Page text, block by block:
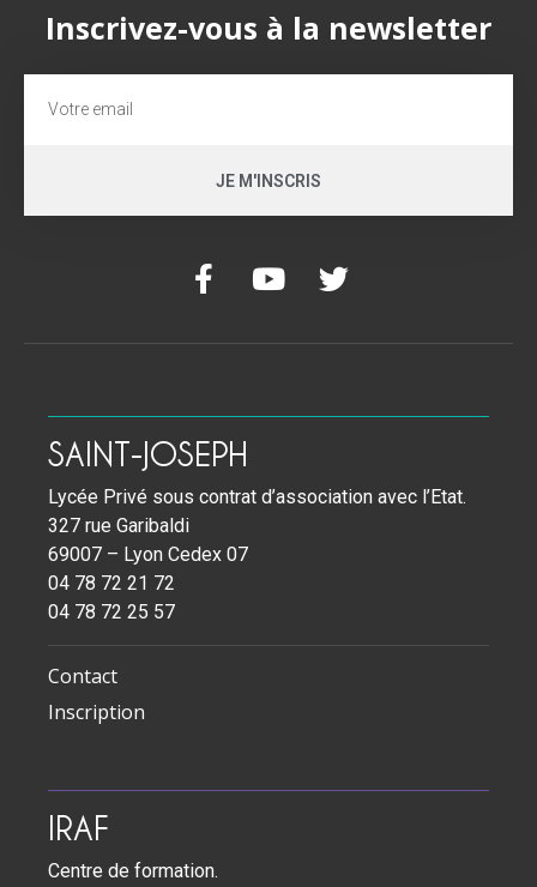
Inscrivez-vous à la newsletter
JE M'INSCRIS
SAINT-JOSEPH
Lycée Privé sous contrat d’association avec l’Etat.
327 rue Garibaldi
69007 – Lyon Cedex 07
04 78 72 21 72
04 78 72 25 57
Contact
Inscription
IRAF
Centre de formation.